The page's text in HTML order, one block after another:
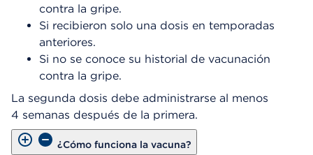
contra la gripe.
Si recibieron solo una dosis en temporadas
anteriores.
Si no se conoce su historial de vacunación
contra la gripe.
La segunda dosis debe administrarse al menos
4 semanas después de la primera.
¿Cómo funciona la vacuna?